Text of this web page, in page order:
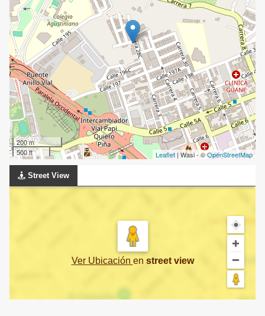
200 m
500 ft
Leaflet | Wasi - ©OpenStreetMap
Street View
Ver Ubicación en street view